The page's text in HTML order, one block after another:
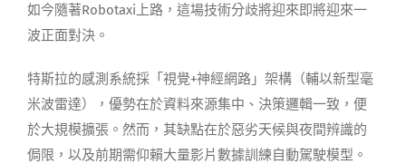
如今隨著Robotaxi上路，這場技術分歧將迎來即將迎來一
波正面對決。
特斯拉的感測系統採「視覺+神經網路」架構（輔以新型毫
米波雷達），優勢在於資料來源集中、決策邏輯一致，便
於大規模擴張。然而，其缺點在於惡劣天候與夜間辨識的
侷限，以及前期需仰賴大量影片數據訓練自動駕駛模型。